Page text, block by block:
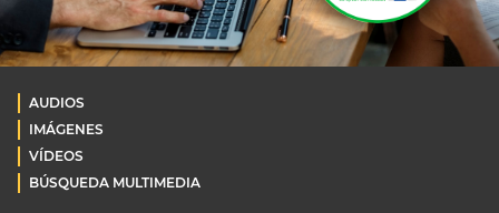
AUDIOS
IMÁGENES
VÍDEOS
BÚSQUEDA MULTIMEDIA